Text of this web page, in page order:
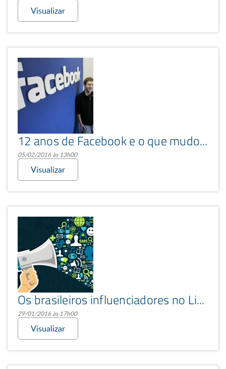
Visualizar
12 anos de Facebook e o que mudou nesse tempo
05/02/2016 às 13h00
Visualizar
Os brasileiros influenciadores no LinkedIn
29/01/2016 às 17h00
Visualizar